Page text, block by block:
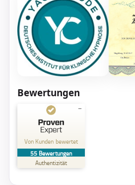
Bewertungen
Von Kunden bewertet
55 Bewertungen
Authentizität
Kundenbewertungen und Erfahrungen zu
Hypnosepraxis HPP Roland Schopp
SEHR GUT